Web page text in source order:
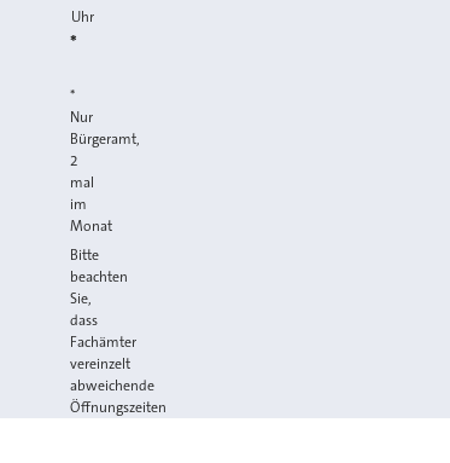
Uhr
*
*
Nur
Bürgeramt,
2
mal
im
Monat
Bitte
beachten
Sie,
dass
Fachämter
vereinzelt
abweichende
Öffnungszeiten